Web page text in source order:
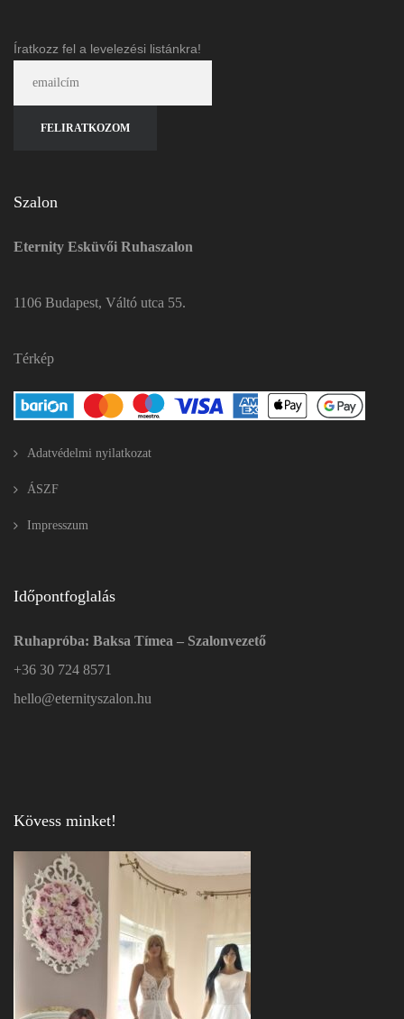
Íratkozz fel a levelezési listánkra!
Szalon
Eternity Esküvői Ruhaszalon
1106 Budapest, Váltó utca 55.
Térkép
Adatvédelmi nyilatkozat
ÁSZF
Impresszum
Időpontfoglalás
Ruhapróba: Baksa Tímea – Szalonvezető
+36 30 724 8571
hello@eternityszalon.hu
Kövess minket!